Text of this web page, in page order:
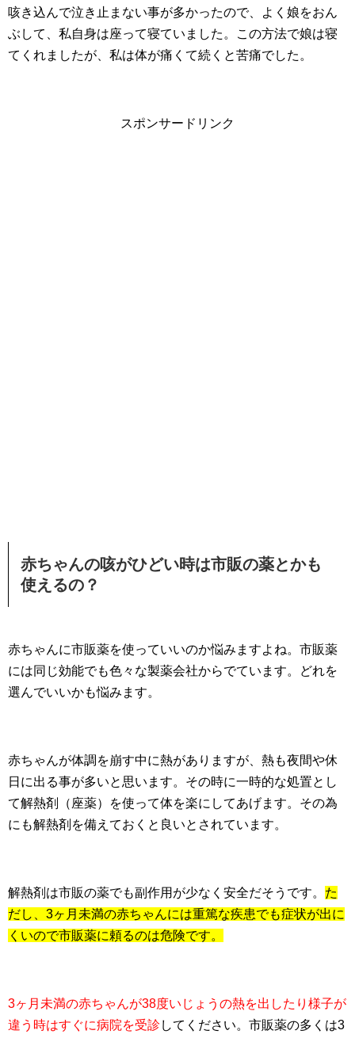
咳き込んで泣き止まない事が多かったので、よく娘をおん
ぶして、私自身は座って寝ていました。この方法で娘は寝
てくれましたが、私は体が痛くて続くと苦痛でした。
スポンサードリンク
赤ちゃんの咳がひどい時は市販の薬とかも
使えるの？
赤ちゃんに市販薬を使っていいのか悩みますよね。市販薬
には同じ効能でも色々な製薬会社からでています。どれを
選んでいいかも悩みます。
赤ちゃんが体調を崩す中に熱がありますが、熱も夜間や休
日に出る事が多いと思います。その時に一時的な処置とし
て解熱剤（座薬）を使って体を楽にしてあげます。その為
にも解熱剤を備えておくと良いとされています。
解熱剤は市販の薬でも副作用が少なく安全だそうです。 た
だし、3ヶ月未満の赤ちゃんには重篤な疾患でも症状が出に
くいので市販薬に頼るのは危険です。
3ヶ月未満の赤ちゃんが38度いじょうの熱を出したり様子が
違う時はすぐに病院を受診 してください。市販薬の多くは3